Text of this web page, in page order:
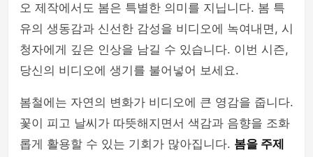
오 제작에서도 봄은 특별한 의미를 지닙니다. 봄 특
유의 생동감과 신선한 감성을 비디오에 녹여내면, 시
청자에게 깊은 인상을 남길 수 있습니다. 이번 시즌,
당신의 비디오에 생기를 불어넣어 보세요.
봄철에는 자연의 변화가 비디오에 큰 영감을 줍니다.
꽃이 피고 날씨가 따뜻해지면서 색감과 음향을 조화
롭게 활용할 수 있는 기회가 많아집니다. 봄을 주제